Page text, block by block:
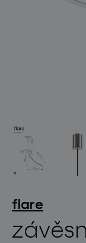
projekty
flare